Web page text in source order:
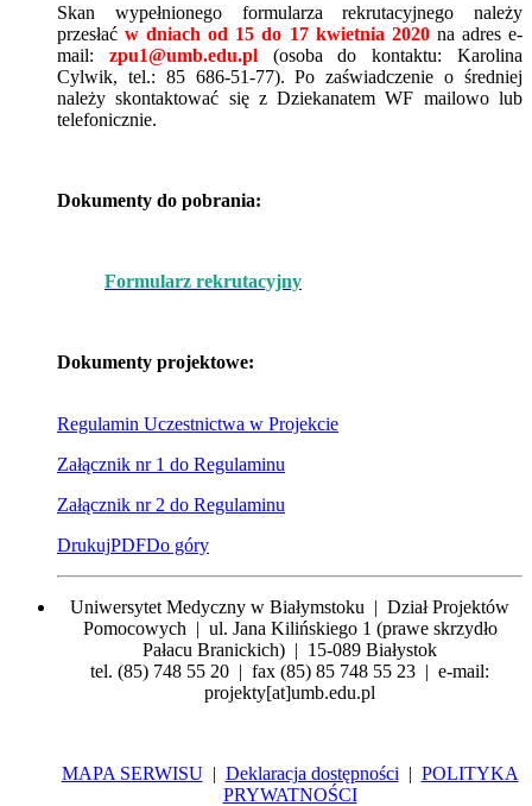
Skan wypełnionego formularza rekrutacyjnego należy
przesłaćw dniach od 15 do 17 kwietnia 2020na adres e-
mail: zpu1@umb.edu.pl(osoba do kontaktu: Karolina
Cylwik, tel.: 85 686-51-77). Po zaświadczenie o średniej
należy skontaktować się z Dziekanatem WF mailowo lub
telefonicznie.
Dokumenty do pobrania:
Formularz rekrutacyjny
Dokumenty projektowe:
Regulamin Uczestnictwa w Projekcie
Załącznik nr 1 do Regulaminu
Załącznik nr 2 do Regulaminu
DrukujPDFDo góry
Uniwersytet Medyczny w Białymstoku | Dział Projektów
Pomocowych | ul. Jana Kilińskiego 1 (prawe skrzydło
Pałacu Branickich) | 15-089 Białystok
tel. (85) 748 55 20 | fax (85) 85 748 55 23 | e-mail:
projekty[at]umb.edu.pl
MAPA SERWISU| Deklaracja dostępności | POLITYKA
PRYWATNOŚCI